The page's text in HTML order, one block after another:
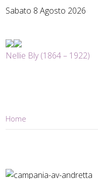
Sabato 8 Agosto 2026
Nellie Bly (1864 – 1922)
Home